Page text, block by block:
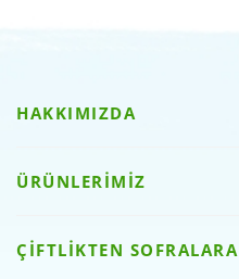
HAKKIMIZDA
ÜRÜNLERİMİZ
ÇİFTLİKTEN SOFRALARA